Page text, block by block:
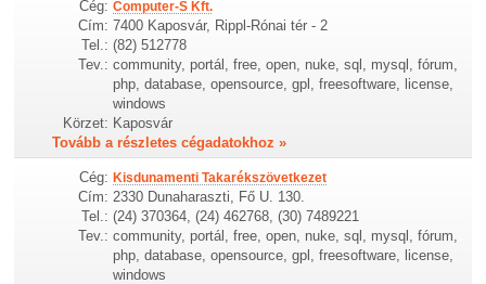
Cég: Computer-S Kft.
Cím: 7400 Kaposvár, Rippl-Rónai tér - 2
Tel.: (82) 512778
Tev.: community, portál, free, open, nuke, sql, mysql, fórum,
php, database, opensource, gpl, freesoftware, license,
windows
Körzet: Kaposvár
Tovább a részletes cégadatokhoz »
Cég: Kisdunamenti Takarékszövetkezet
Cím: 2330 Dunaharaszti, Fő U. 130.
Tel.: (24) 370364, (24) 462768, (30) 7489221
Tev.: community, portál, free, open, nuke, sql, mysql, fórum,
php, database, opensource, gpl, freesoftware, license,
windows